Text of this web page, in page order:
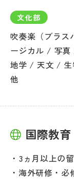
文化部
吹奏楽（ブラ
ージカル / 写
地学 / 天文 / 生
他
国際教育
3ヵ月以上の
海外研修・必